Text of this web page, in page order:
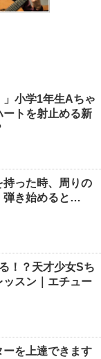
」小学1年生Aちゃ
ートを射止める新
った時、周りの
弾き始めると…
！？天才少女Sち
ッスン｜エチュー
を上達できます